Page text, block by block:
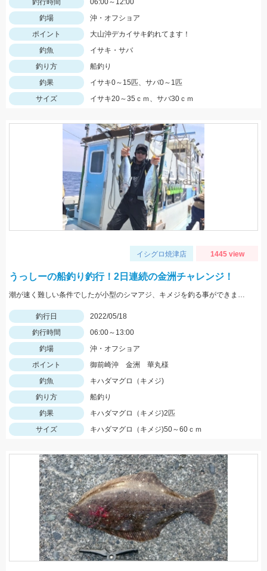
釣行時間
06:00～12:00
釣場
沖・オフショア
ポイント
大山沖デカイサキ釣れてます！
釣魚
イサキ・サバ
釣り方
船釣り
釣果
イサキ0～15匹、サバ0～1匹
サイズ
イサキ20～35ｃｍ、サバ30ｃｍ
イシグロ焼津店 1445 view
うっしーの船釣り釣行！2日連続の金洲チャレンジ！
潮が速く難しい条件でしたが小型のシマアジ、キメジを釣る事ができました。
釣行日
2022/05/18
釣行時間
06:00～13:00
釣場
沖・オフショア
ポイント
御前崎沖 金洲 華丸様
釣魚
キハダマグロ（キメジ)
釣り方
船釣り
釣果
キハダマグロ（キメジ)2匹
サイズ
キハダマグロ（キメジ)50～60ｃｍ